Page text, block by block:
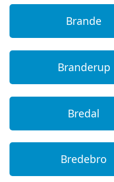
Brande
Branderup
Bredal
Bredebro